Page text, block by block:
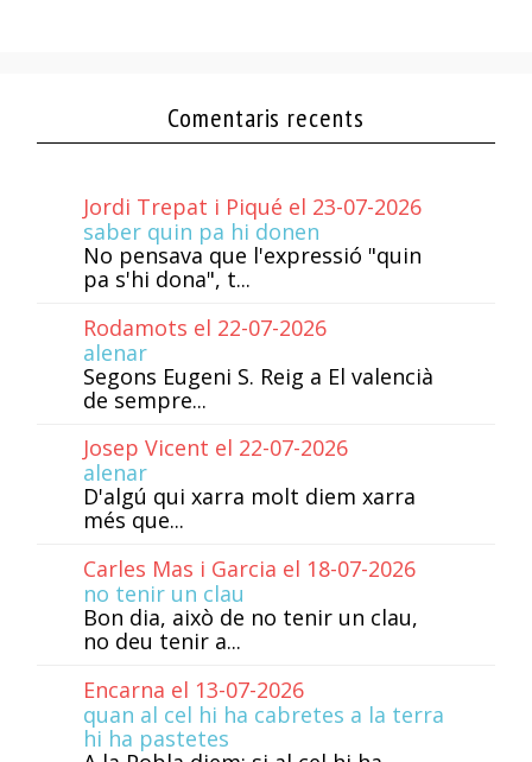
Comentaris recents
Jordi Trepat i Piqué el 23-07-2026
saber quin pa hi donen
No pensava que l'expressió "quin
pa s'hi dona", t...
Rodamots el 22-07-2026
alenar
Segons Eugeni S. Reig a El valencià
de sempre...
Josep Vicent el 22-07-2026
alenar
D'algú qui xarra molt diem xarra
més que...
Carles Mas i Garcia el 18-07-2026
no tenir un clau
Bon dia, això de no tenir un clau,
no deu tenir a...
Encarna el 13-07-2026
quan al cel hi ha cabretes a la terra
hi ha pastetes